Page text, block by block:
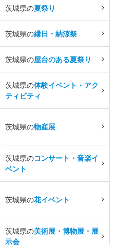
茨城県の夏祭り
茨城県の縁日・納涼祭
茨城県の屋台のある夏祭り
茨城県の体験イベント・アク
ティビティ
茨城県の物産展
茨城県のコンサート・音楽イ
ベント
茨城県の花イベント
茨城県の美術展・博物展・展
示会